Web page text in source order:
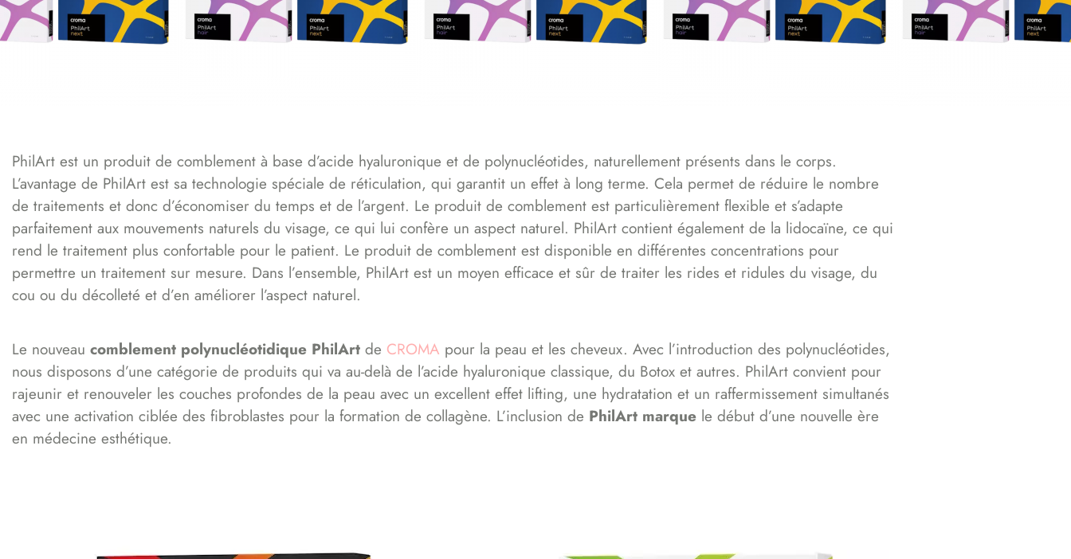
PhilArt est un produit de comblement à base d’acide hyaluronique et de polynucléotides, naturellement présents dans le corps.
L’avantage de PhilArt est sa technologie spéciale de réticulation, qui garantit un effet à long terme. Cela permet de réduire le nombre
de traitements et donc d’économiser du temps et de l’argent. Le produit de comblement est particulièrement flexible et s’adapte
parfaitement aux mouvements naturels du visage, ce qui lui confère un aspect naturel. PhilArt contient également de la lidocaïne, ce qui
rend le traitement plus confortable pour le patient. Le produit de comblement est disponible en différentes concentrations pour
permettre un traitement sur mesure. Dans l’ensemble, PhilArt est un moyen efficace et sûr de traiter les rides et ridules du visage, du
cou ou du décolleté et d’en améliorer l’aspect naturel.
Le nouveau comblement polynucléotidique PhilArt de CROMA pour la peau et les cheveux. Avec l’introduction des polynucléotides,
nous disposons d’une catégorie de produits qui va au-delà de l’acide hyaluronique classique, du Botox et autres. PhilArt convient pour
rajeunir et renouveler les couches profondes de la peau avec un excellent effet lifting, une hydratation et un raffermissement simultanés
avec une activation ciblée des fibroblastes pour la formation de collagène. L’inclusion de PhilArt marque le début d’une nouvelle ère
en médecine esthétique.